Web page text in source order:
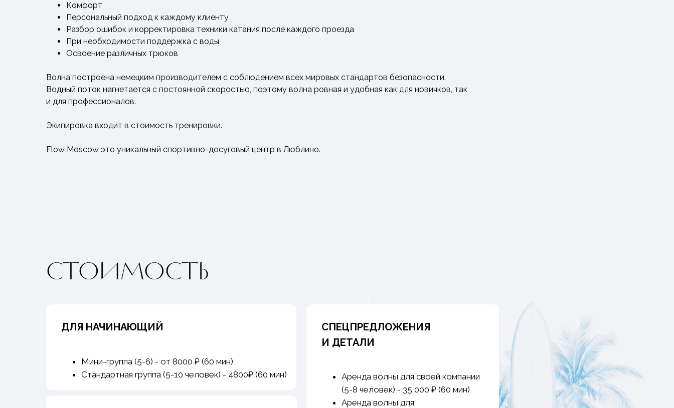
Комфорт
Персональный подход к каждому клиенту
Разбор ошибок и корректировка техники катания после каждого проезда
При необходимости поддержка с воды
Освоение различных трюков
Волна построена немецким производителем с соблюдением всех мировых стандартов безопасности.
Водный поток нагнетается с постоянной скоростью, поэтому волна ровная и удобная как для новичков, так
и для профессионалов.
Экипировка входит в стоимость тренировки.
Flow Moscow это уникальный спортивно-досуговый центр в Люблино.
СТОИМОСТЬ
СПЕЦПРЕДЛОЖЕНИЯ
И ДЕТАЛИ
Аренда волны для своей компании
(5-8 человек) - 35 000 ₽ (60 мин)
Аренда волны для
ДЛЯ НАЧИНАЮЩИЙ
Мини-группа (5-6) - от 8000 ₽ (60 мин)
Стандартная группа (5-10 человек) - 4800₽ (60 мин)